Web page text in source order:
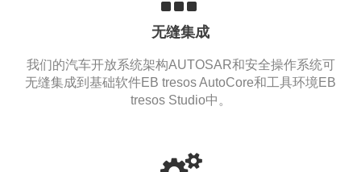
无缝集成
我们的汽车开放系统架构AUTOSAR和安全操作系统可
无缝集成到基础软件EB tresos AutoCore和工具环境EB
tresos Studio中。